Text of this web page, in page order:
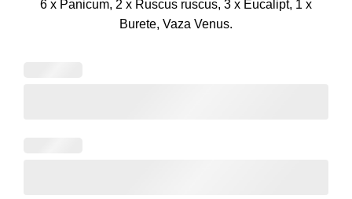
6 x Panicum, 2 x Ruscus ruscus, 3 x Eucalipt, 1 x
Burete, Vaza Venus.